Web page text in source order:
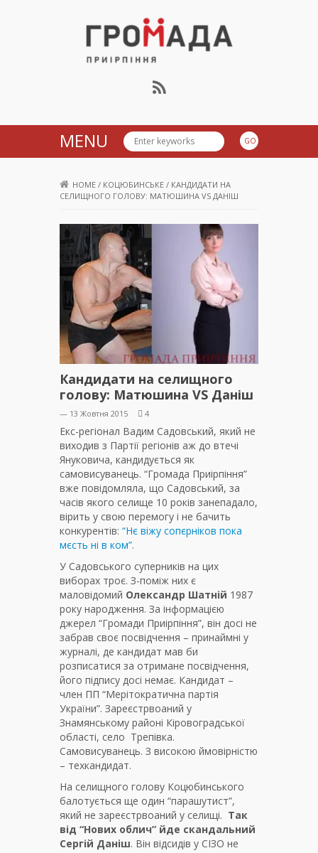
Громада Приірпіння
MENU
HOME / КОЦЮБИНСЬКЕ / КАНДИДАТИ НА
СЕЛИЩНОГО ГОЛОВУ: МАТЮШИНА VS ДАНІШ
Кандидати на селищного
голову: Матюшина VS Даніш
— 13 Жовтня 2015 4
Екс-регіонал Вадим Садовський, який не
виходив з Партії регіонів аж до втечі
Януковича, кандидується як
самовисуванець. “Громада Приірпіння”
вже повідомляла, що Садовський, за
часів якого селище 10 років занепадало,
вірить у свою перемогу і не бачить
конкурентів: “Нє віжу сопєрніков пока
мєсть ні в ком”.
У Садовського суперників на цих
виборах троє. З-поміж них є
маловідомий Олександр Шатній 1987
року народження. За інформацією
джерел “Громади Приірпіння”, він досі не
забрав своє посвідчення – принаймні у
журналі, де кандидат мав би
розписатися за отримане посвідчення,
його підпису досі немає. Кандидат –
член ПП “Мерітократична партія
України”. Зареєстрвоаний у
Знамянському районі Кіровоградської
області, село Трепівка.
Самовисуванець. З високою ймовірністю
– техкандидат.
На селищного голову Коцюбинського
балотується ще один “парашутист”,
який не зареєстрвоаний у селищі. Так
від “Нових облич” йде скандальний
Сергій Даніш. Він відсидів у СІЗО не